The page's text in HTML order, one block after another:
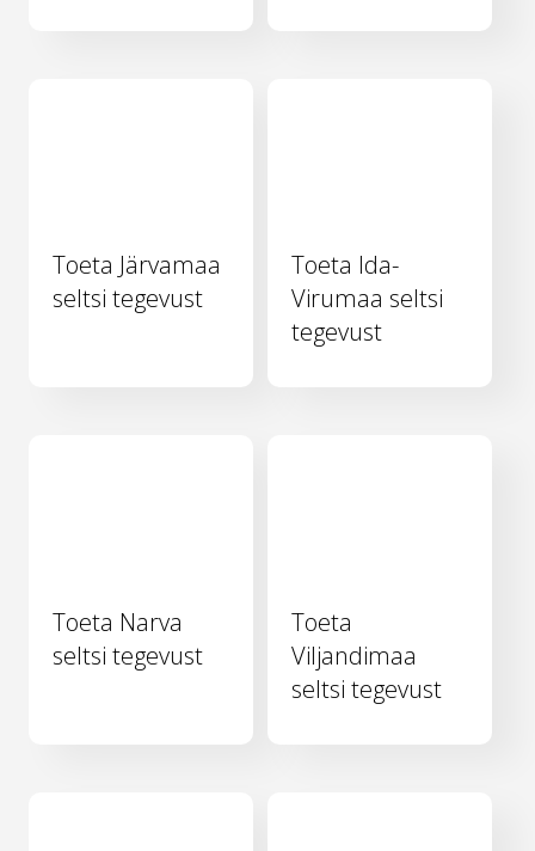
Toeta Järvamaa
seltsi tegevust
Toeta Ida-
Virumaa seltsi
tegevust
Toeta Narva
seltsi tegevust
Toeta
Viljandimaa
seltsi tegevust